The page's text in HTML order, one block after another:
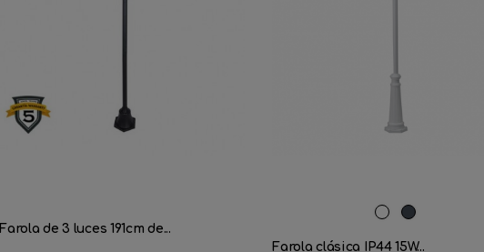
Farola de 3 luces 191cm de...
BlancoNegro
Farola clásica IP44 15W...